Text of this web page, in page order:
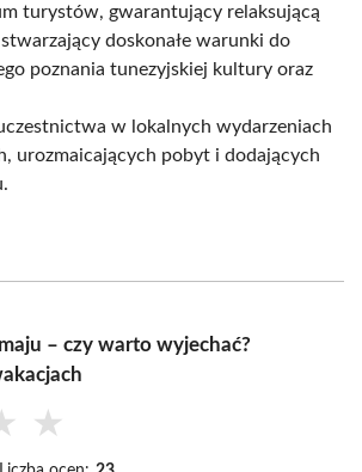
turystów, gwarantujący relaksującą
doskonałe warunki do
poznania tunezyjskiej kultury oraz
w lokalnych wydarzeniach
urozmaicających pobyt i dodających
– czy warto wyjechać?
★